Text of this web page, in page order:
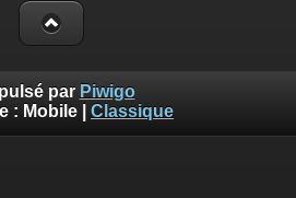
par Piwigo
: Mobile Classique